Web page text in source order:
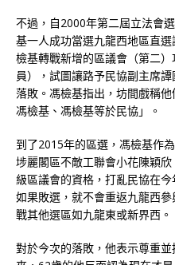
不過，自2000年第二屆立法會
基一人成功當選九龍西地區直
檢基轉戰新增的區議會（第二
員），試圖讓路予民協副主席
落敗。馮檢基指出，坊間戲稱
馮檢基、馮檢基等於民協」。
到了2015年的區選，馮檢基作
埗麗閣區不敵工聯會小花陳穎
級區議會的資格，打亂民協在
如果敗選，就不會重返九龍西
戰其他選區如九龍東或新界西。
對於今次的落敗，他表示尊重